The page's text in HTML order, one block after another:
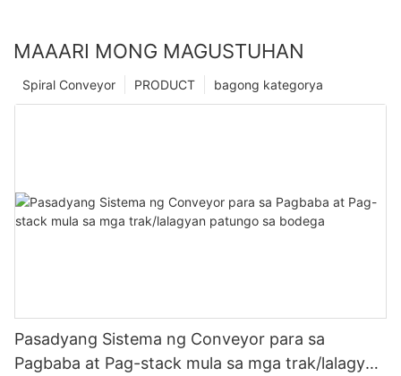
MAAARI MONG MAGUSTUHAN
bagong kategorya
PRODUCT
Spiral Conveyor
Pasadyang Sistema ng Conveyor para sa
Pagbaba at Pag-stack mula sa mga trak/lalagyan